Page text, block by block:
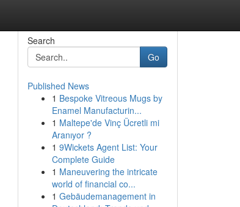
Search
Go
Published News
1 Bespoke Vitreous Mugs by
Enamel Manufacturin...
1 Maltepe'de Vinç Ücretli mi
Aranıyor ?
1 9Wickets Agent List: Your
Complete Guide
1 Maneuvering the intricate
world of financial co...
1 Gebäudemanagement in